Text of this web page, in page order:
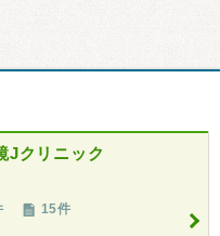
Jクリニック
15件